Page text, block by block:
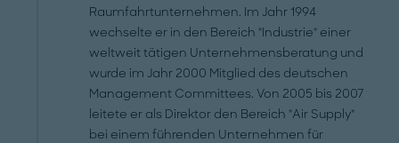
Raumfahrtunternehmen. Im Jahr 1994
wechselte er in den Bereich "Industrie" einer
weltweit tätigen Unternehmensberatung und
wurde im Jahr 2000 Mitglied des deutschen
Management Committees. Von 2005 bis 2007
leitete er als Direktor den Bereich "Air Supply"
bei einem führenden Unternehmen für